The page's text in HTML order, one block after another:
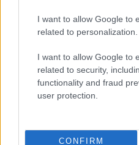
I want to allow Google to
related to personalization.
I want to allow Google to
related to security,
functionality and fraud
user protection.
CONFIRM
Beyoncé